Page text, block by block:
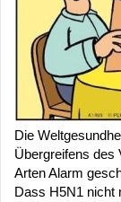
Die
Übergreifens des
Arten Alarm
Dass H5N1 nicht